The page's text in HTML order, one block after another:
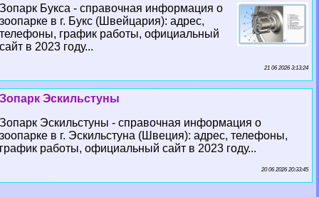
Зопарк Букса - справочная информация о
зоопарке в г. Букс (Швейцария): адрес,
телефоны, график работы, официальный
сайт в 2023 году...
21 06 2026 3:13:24
Зопарк Эскильстуны
Зопарк Эскильстуны - справочная информация о
зоопарке в г. Эскильстуна (Швеция): адрес, телефоны,
график работы, официальный сайт в 2023 году...
20 06 2026 20:33:45